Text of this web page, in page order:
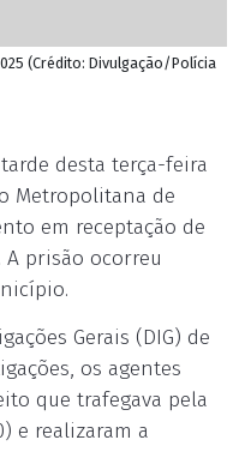
(Crédito: Divulgação/Polícia
desta terça-feira
Metropolitana de
em receptação de
prisão ocorreu
Gerais (DIG) de
os agentes
que trafegava pela
e realizaram a